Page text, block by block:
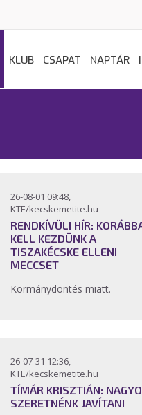
KLUB CSAPAT NAPTÁR
26-08-01 09:48,
KTE/kecskemetite.hu
RENDKÍVÜLI HÍR:
KELL KEZDÜNK A
TISZAKÉCSKE ELLENI
MECCSET
Kormánydöntés miatt.
26-07-31 12:36,
KTE/kecskemetite.hu
TÍMÁR KRISZTIÁN:
SZERETNÉNK JAVÍTANI